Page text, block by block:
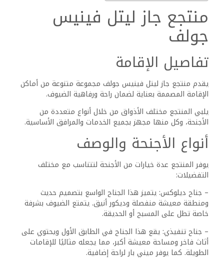
منتجع جاز ليتل فينيس
جولف
تفاصيل الإقامة
يقدم منتجع جاز ليتل فينيس جولف مجموعة متنوعة من أماكن
الإقامة المصممة بعناية لضمان راحة ورفاهية الضيوف.
يلبي المنتجع مختلف الأذواق من خلال أنواع متعددة من
الأجنحة، وكل منها مجهز بجميع الخدمات والمرافق الأساسية.
أنواع الأجنحة والوصف
يوفر المنتجع عدة خيارات من الأجنحة لتتناسب مع مختلف
التفضيلات:
– جناح ديلوكس: يتميز هذا الجناح الواسع بتصميم حديث
ومنطقة معيشة منفصلة وديكور أنيق. يتمتع الضيوف بشرفة
خاصة تطل على المسبح أو الحديقة.
– جناح تنفيذي: يقع هذا الجناح في الطابق الأول ويحتوي على
أثاث فاخر ومساحة معيشة أكبر، مما يجعله مثاليًا للإقامات
الطويلة. كما يوفر ميني بار لراحة إضافية.